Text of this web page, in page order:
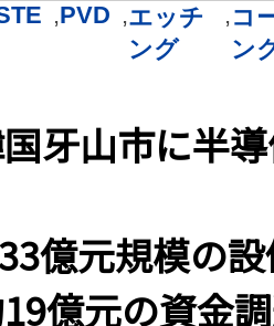
,PVD ,エッチ
ング
,コ
ン
牙山市に半
億元規模の
億元の資金